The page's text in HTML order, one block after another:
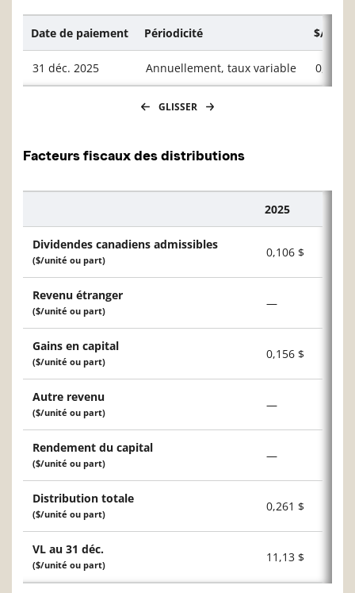
Date de paiement Périodicité $/
31 déc. 2025 Annuellement, taux variable
GLISSER
Facteurs fiscaux des distributions
2025
Dividendes canadiens admissibles
($/unité ou part)
0,106 $
Revenu étranger
($/unité ou part)
—
Gains en capital
($/unité ou part)
0,156 $
Autre revenu
($/unité ou part)
—
Rendement du capital
($/unité ou part)
—
Distribution totale
($/unité ou part)
0,261 $
VL au 31 déc.
($/unité ou part)
11,13 $